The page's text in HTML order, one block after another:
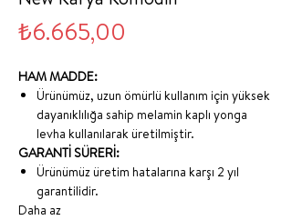
₺6.665,00
HAM MADDE:
Ürünümüz, uzun ömürlü kullanım için yüksek
dayanıklılığa sahip melamin kaplı yonga
levha kullanılarak üretilmiştir.
GARANTİ SÜRERİ:
Ürünümüz üretim hatalarına karşı 2 yıl
garantilidir.
Daha az